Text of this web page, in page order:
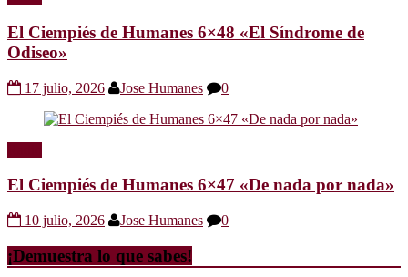
El Ciempiés de Humanes 6×48 «El Síndrome de
Odiseo»
17 julio, 2026 Jose Humanes 0
El Ciempiés de Humanes 6×47 «De nada por nada»
10 julio, 2026 Jose Humanes 0
¡Demuestra lo que sabes!